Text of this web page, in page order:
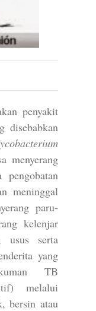
penyakit
disebabkan
menyerang
meninggal
paru-
kelenjar
usus serta
yang
TB
melalui
bersin atau